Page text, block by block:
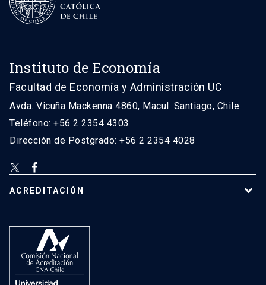
Instituto de Economía
Facultad de Economía y Administración UC
Avda. Vicuña Mackenna 4860, Macul. Santiago, Chile
Teléfono: +56 2 2354 4303
Dirección de Postgrado: +56 2 2354 4028
ACREDITACIÓN